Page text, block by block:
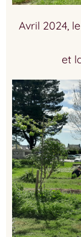
Avril 2024,
et